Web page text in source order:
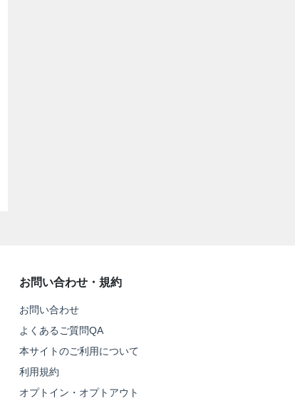
お問い合わせ・規約
お問い合わせ
よくあるご質問QA
本サイトのご利用について
利用規約
オプトイン・オプトアウト